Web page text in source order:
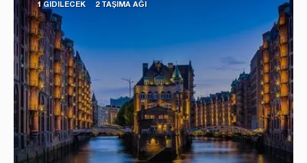
1 GIDILECEK 2 TAŞIMA AĞI